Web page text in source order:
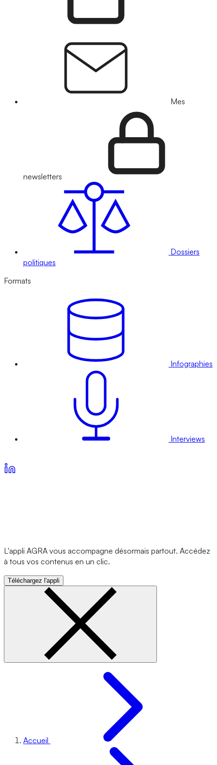
Mes
newsletters
Dossiers
politiques
Formats
Infographies
Interviews
L'appli AGRA vous accompagne désormais partout. Accédez
à tous vos contenus en un clic.
Téléchargez l'appli
Accueil